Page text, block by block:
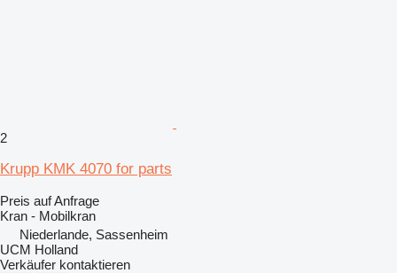
2
Krupp KMK 4070 for parts
Preis auf Anfrage
Kran - Mobilkran
Niederlande, Sassenheim
UCM Holland
Verkäufer kontaktieren